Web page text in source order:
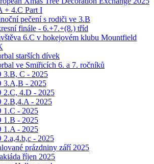
+ 4.C Part I
pečení s rodiči ve 3.B
finále - 6.+7.+(8.) tříd
6.C v hokejovém klubu Mountfield
starších dívek
ve Smiřicích 6. a 7. ročníků
3.B, C - 2025
3.A,B - 2025
2.C, 4.D - 2025
2.B,4.A - 2025
1.C - 2025
1.B - 2025
1.A - 2025
2.a,4.b,c - 2025
prázdniny září 2025
říjen 2025